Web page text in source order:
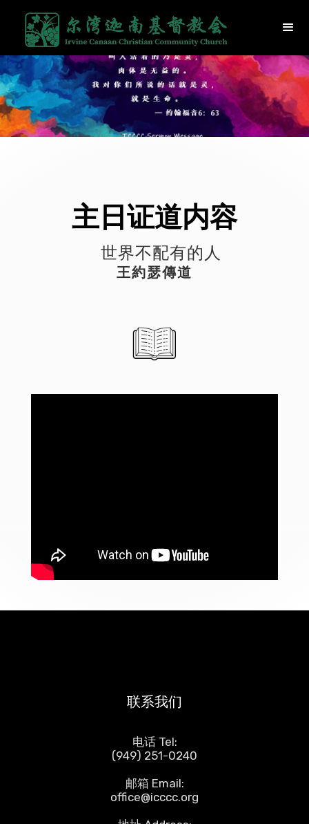
主日证道内容
世界不配有的人
王約瑟傳道
联系我们
电话 Tel:
(949) 251-0240
邮箱 Email:
office@icccc.org